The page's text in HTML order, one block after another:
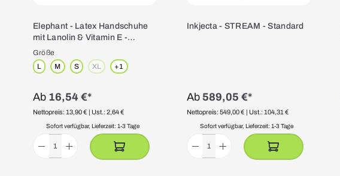
Elephant - Latex Handschuhe
mit Lanolin & Vitamin E -
schwarz - 100 Stück Größe: XL
Größe
L
M S XL(Diese Option ist zurzeit nicht verfügbar.)
+1
Ab 16,54 €*
Nettopreis: 13,90 € | Ust.: 2,64 €
Sofort verfügbar, Lieferzeit: 1-3 Tage
Inkjecta - STREAM - Standard
Ab 589,05 €*
Nettopreis: 549,00 € | Ust.: 104,31 €
Sofort verfügbar, Lieferzeit: 1-3 Tage